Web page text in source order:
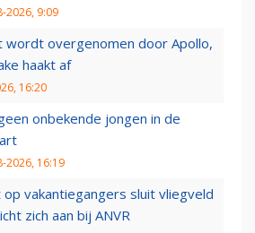
2026, 9:09
wordt overgenomen door Apollo,
haakt af
16:20
onbekende jongen in de
2026, 16:19
op vakantiegangers sluit vliegveld
zich aan bij ANVR